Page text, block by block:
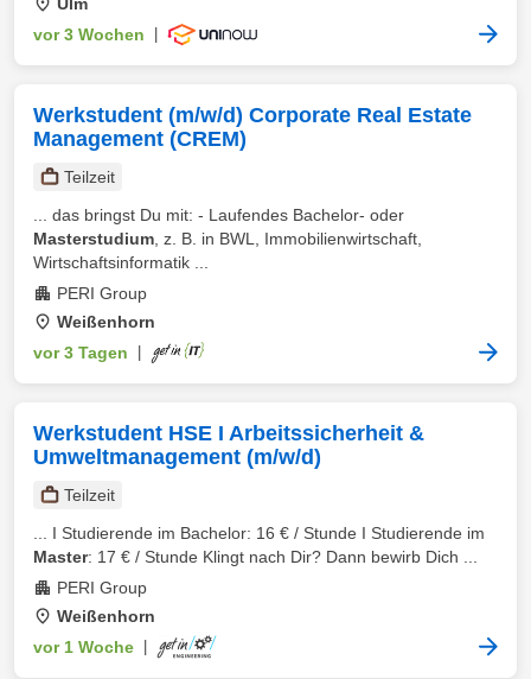
vor 3 Wochen
Werkstudent (m/w/d) Corporate Real Estate
Management (CREM)
Teilzeit
... das bringst Du mit: - Laufendes Bachelor- oder
Masterstudium , z. B. in BWL, Immobilienwirtschaft,
Wirtschaftsinformatik ...
PERI Group
Weißenhorn
vor 3 Tagen
Werkstudent HSE I Arbeitssicherheit &
Umweltmanagement (m/w/d)
Teilzeit
... I Studierende im Bachelor: 16 € / Stunde I Studierende im
Master: 17 € / Stunde Klingt nach Dir? Dann bewirb Dich ...
PERI Group
Weißenhorn
vor 1 Woche